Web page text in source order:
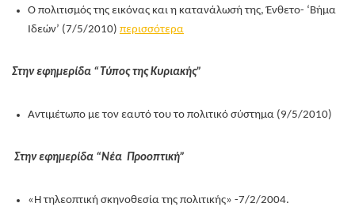
Ο πολιτισμός της εικόνας και η κατανάλωσή της, Ένθετο- ‘Βήμα
Ιδεών’ (7/5/2010) περισσότερα
Στην εφημερίδα “Τύπος της Κυριακής”
Αντιμέτωπο με τον εαυτό του το πολιτικό σύστημα (9/5/2010)
Στην εφημερίδα “Νέα Προοπτική”
«Η τηλεοπτική σκηνοθεσία της πολιτικής» -7/2/2004.